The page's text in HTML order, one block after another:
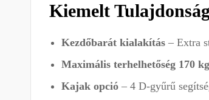
Kiemelt
Kezdőbarát kialakítás – Extra
Maximális terhelhetőség 170 kg
Kajak opció – 4 D-gyűrű